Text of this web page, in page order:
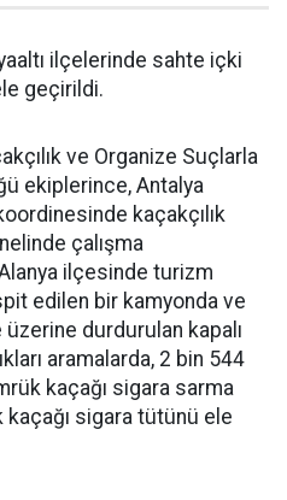
ilçelerinde sahte içki
geçirildi.
ve Organize Suçlarla
ekiplerince, Antalya
kaçakçılık
çalışma
ilçesinde turizm
edilen bir kamyonda ve
durdurulan kapalı
aramalarda, 2 bin 544
kaçağı sigara sarma
kaçağı sigara tütünü ele